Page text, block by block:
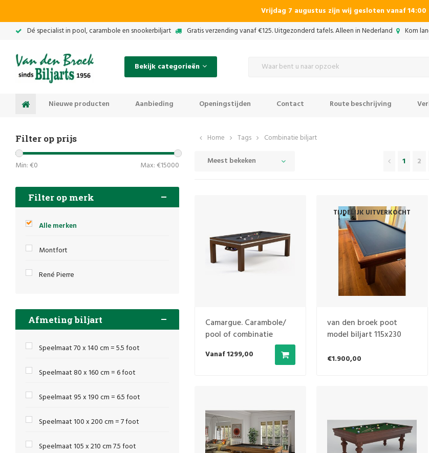
Vrijdag 7 augustus zijn wij gesloten vanaf 14:00
Dé specialist in pool, carambole en snookerbiljart Gratis verzending vanaf €125. Uitgezonderd tafels. Alleen in Nederland Kom
Bekijk categorieën
Nieuwe producten Aanbieding Openingstijden Contact Route beschrijving
Filter op prijs
Min: €0 Max: €15000
Filter op merk
Alle merken
Montfort
René Pierre
Afmeting biljart
Speelmaat 70 x 140 cm = 5.5 foot
Speelmaat 80 x 160 cm = 6 foot
Speelmaat 95 x 190 cm = 6.5 foot
Speelmaat 100 x 200 cm = 7 foot
Speelmaat 105 x 210 cm 7.5 foot
Home Tags Combinatie biljart
Meest bekeken 1 2
Camargue. Carambole/
pool of combinatie
Vanaf 1299,00
TIJDELIJK UITVERKOCHT
van den broek poot
model biljart 115x230
€1.900,00